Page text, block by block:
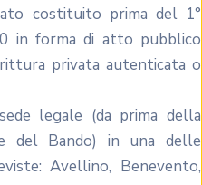
costituito prima del 1°
in forma di atto pubblico
privata autenticata o
legale (da prima della
del Bando) in una delle
Avellino, Benevento,